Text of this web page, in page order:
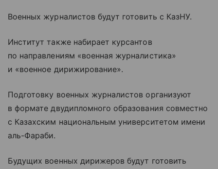
Военных журналистов будут готовить с КазНУ.
Институт также набирает курсантов
по направлениям «военная журналистика»
и «военное дирижирование».
Подготовку военных журналистов организуют
в формате двудипломного образования совместно
с Казахским национальным университетом имени
аль-Фараби.
Будущих военных дирижеров будут готовить